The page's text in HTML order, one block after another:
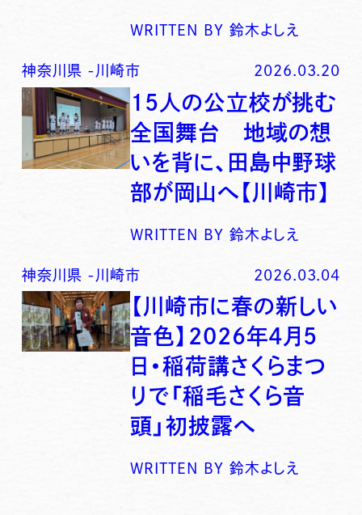
WRITTEN BY 鈴木よしえ
神奈川県 - 川崎市 2026.03.20
15人の公立校が挑む
全国舞台 地域の想
いを背に、田島中野球
部が岡山へ【川崎市】
WRITTEN BY 鈴木よしえ
神奈川県 - 川崎市 2026.03.04
【川崎市に春の新しい
音色】2026年4月5
日・稲荷講さくらまつ
りで「稲毛さくら音
頭」初披露へ
WRITTEN BY 鈴木よしえ